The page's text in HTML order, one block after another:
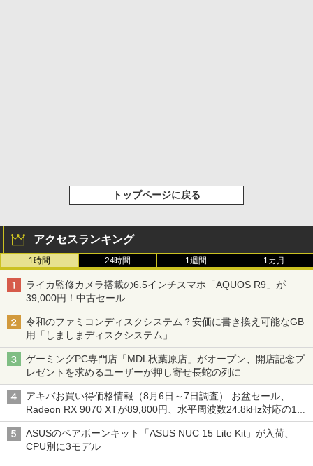
トップページに戻る
アクセスランキング
1時間 24時間 1週間 1カ月
ライカ監修カメラ搭載の6.5インチスマホ「AQUOS R9」が
39,000円！中古セール
令和のファミコンディスクシステム？安価に書き換え可能なGB
用「しましまディスクシステム」
ゲーミングPC専門店「MDL秋葉原店」がオープン、開店記念プ
レゼントを求めるユーザーが押し寄せ長蛇の列に
アキバお買い得価格情報（8月6日～7日調査） お盆セール、
Radeon RX 9070 XTが89,800円、水平周波数24.8kHz対応の17
型モニターが9,801円、暑さ指数連動セール ほか
ASUSのベアボーンキット「ASUS NUC 15 Lite Kit」が入荷、
CPU別に3モデル